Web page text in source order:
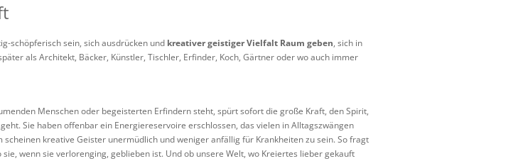
schöpferisch sein, sich ausdrücken und kreativer geistiger Vielfalt Raum geben, sich in
als Architekt, Bäcker, Künstler, Tischler, Erfinder, Koch, Gärtner oder wo auch immer
Menschen oder begeisterten Erfindern steht, spürt sofort die große Kraft, den Spirit,
Sie haben offenbar ein Energiereservoire erschlossen, das vielen in Alltagszwängen
kreative Geister unermüdlich und weniger anfällig für Krankheiten zu sein. So fragt
wenn sie verlorenging, geblieben ist. Und ob unsere Welt, wo Kreiertes lieber gekauft